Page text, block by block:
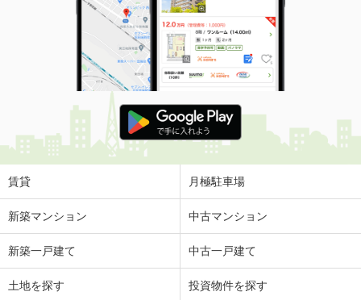
賃貸 月極駐車場
新築マンション 中古マンション
新築一戸建て 中古一戸建て
土地を探す 投資物件を探す